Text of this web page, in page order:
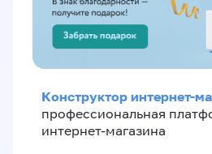
Конструктор интернет-
профессиональная
интернет-магазина